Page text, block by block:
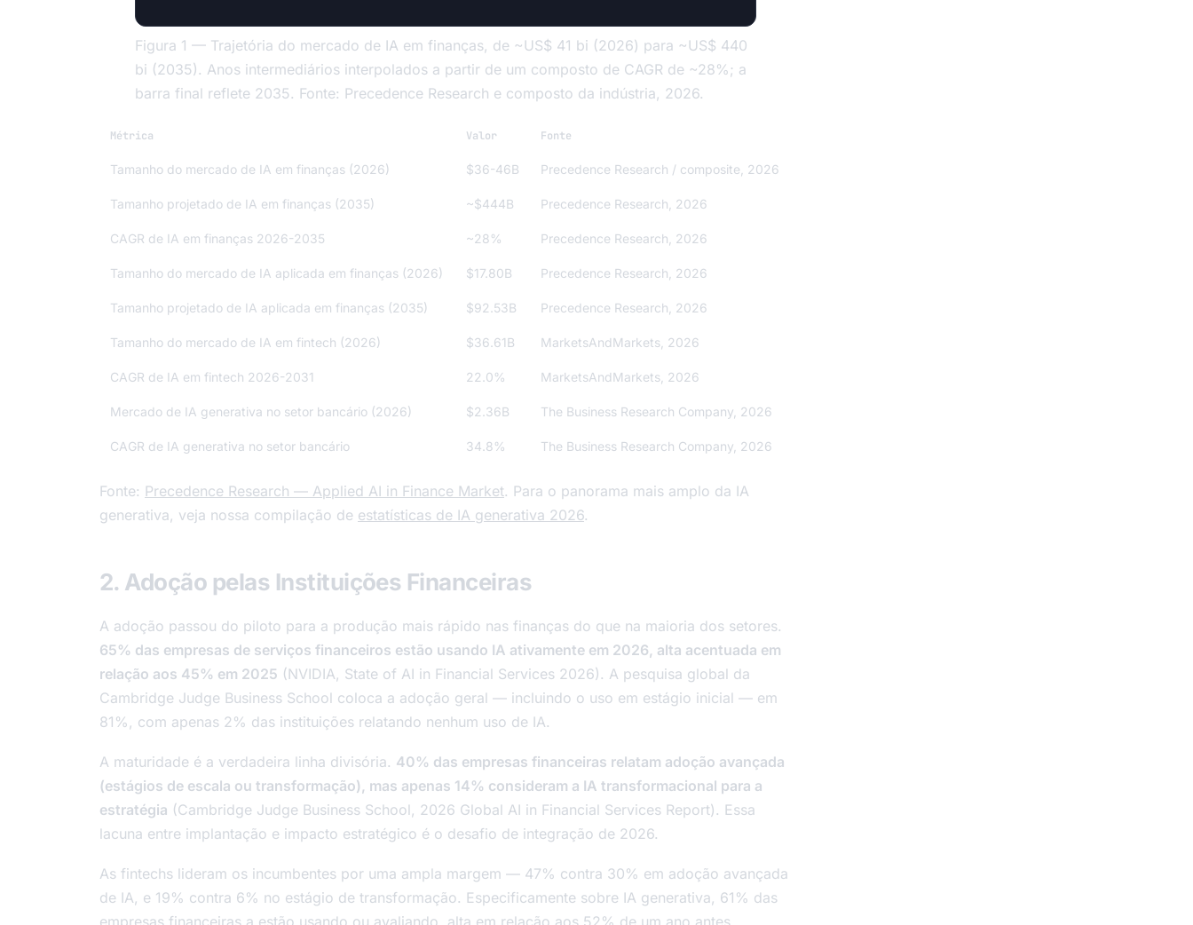
Figura 1 — Trajetória do mercado de IA em finanças, de ~US$ 41 bi (2026) para ~US$ 440
bi (2035). Anos intermediários interpolados a partir de um composto de CAGR de ~28%; a
barra final reflete 2035. Fonte: Precedence Research e composto da indústria, 2026.
Métrica Valor Fonte
Tamanho do mercado de IA em finanças (2026) $36-46B Precedence Research / composite, 2026
Tamanho projetado de IA em finanças (2035) ~$444B Precedence Research, 2026
CAGR de IA em finanças 2026-2035 ~28% Precedence Research, 2026
Tamanho do mercado de IA aplicada em finanças (2026) $17.80B Precedence Research, 2026
Tamanho projetado de IA aplicada em finanças (2035) $92.53B Precedence Research, 2026
Tamanho do mercado de IA em fintech (2026) $36.61B MarketsAndMarkets, 2026
CAGR de IA em fintech 2026-2031 22.0% MarketsAndMarkets, 2026
Mercado de IA generativa no setor bancário (2026) $2.36B The Business Research Company, 2026
CAGR de IA generativa no setor bancário 34.8% The Business Research Company, 2026
Fonte: Precedence Research — Applied AI in Finance Market. Para o panorama mais amplo da IA
generativa, veja nossa compilação de estatísticas de IA generativa 2026.
2. Adoção pelas Instituições Financeiras
A adoção passou do piloto para a produção mais rápido nas finanças do que na maioria dos setores.
65% das empresas de serviços financeiros estão usando IA ativamente em 2026, alta acentuada em
relação aos 45% em 2025 (NVIDIA, State of AI in Financial Services 2026). A pesquisa global da
Cambridge Judge Business School coloca a adoção geral — incluindo o uso em estágio inicial — em
81%, com apenas 2% das instituições relatando nenhum uso de IA.
A maturidade é a verdadeira linha divisória. 40% das empresas financeiras relatam adoção avançada
(estágios de escala ou transformação), mas apenas 14% consideram a IA transformacional para a
estratégia (Cambridge Judge Business School, 2026 Global AI in Financial Services Report). Essa
lacuna entre implantação e impacto estratégico é o desafio de integração de 2026.
As fintechs lideram os incumbentes por uma ampla margem — 47% contra 30% em adoção avançada
de IA, e 19% contra 6% no estágio de transformação. Especificamente sobre IA generativa, 61% das